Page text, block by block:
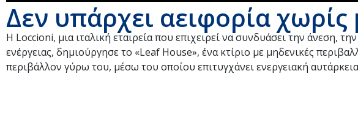
Δεν υπάρχει αειφορία χωρίς
Η Loccioni, μια ιταλική εταιρεία που επιχειρεί να συνδυάσει την άνεση,
ενέργειας, δημιούργησε το «Leaf House», ένα κτίριο με μηδενικές
περιβάλλον γύρω του, μέσω του οποίου επιτυγχάνει ενεργειακή